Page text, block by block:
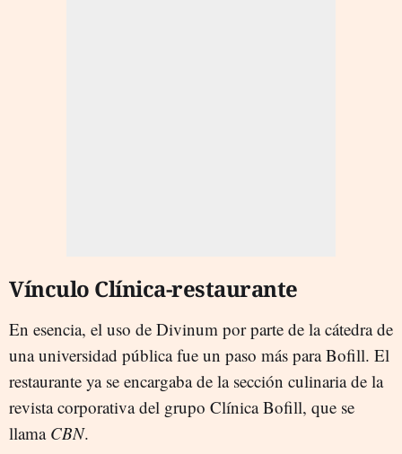
Vínculo Clínica-restaurante
En esencia, el uso de Divinum por parte de la cátedra de
una universidad pública fue un paso más para Bofill. El
restaurante ya se encargaba de la sección culinaria de la
revista corporativa del grupo Clínica Bofill, que se
llamaCBN.